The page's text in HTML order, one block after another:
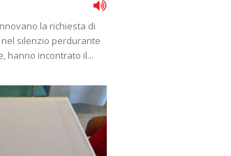
la richiesta di
nel silenzio perdurante
hanno incontrato il...